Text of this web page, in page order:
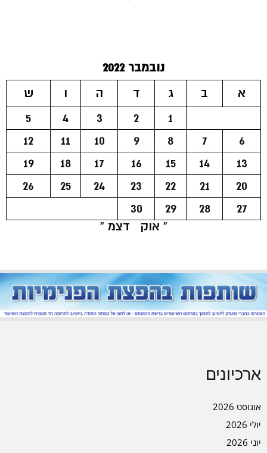
נובמבר 2022
א
ב ג ד ה ו
ש
1
2
3
4
5
6
7
8
9
10
11
12
13
14
15
16
17
18
19
20
21
22
23
24
25
26
27
28
29
30
« אוק
דצמ »
ארכיונים
אוגוסט 2026
יולי 2026
יוני 2026